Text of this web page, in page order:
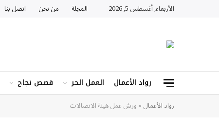
الأربعاء, أغسطس 5, 2026 المجلة من نحن اتصل بنا
رواد الأعمال العمل الحر قصص نجاح
رواد الأعمال»ورش عمل هيئة الاتصالات